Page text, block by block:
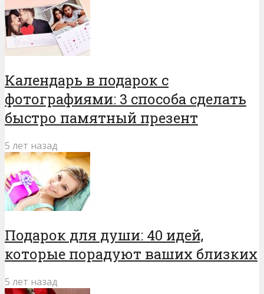
Календарь в подарок с
фотографиями: 3 способа сделать
быстро памятный презент
5 лет назад
Подарок для души: 40 идей,
которые порадуют ваших близких
5 лет назад